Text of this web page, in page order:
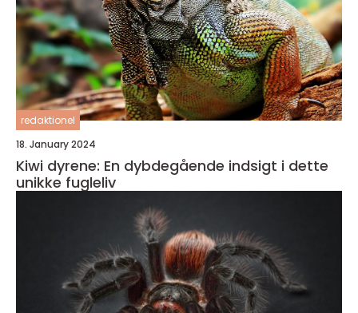
redaktionel
18. January 2024
Kiwi dyrene: En dybdegående indsigt i dette
unikke fugleliv